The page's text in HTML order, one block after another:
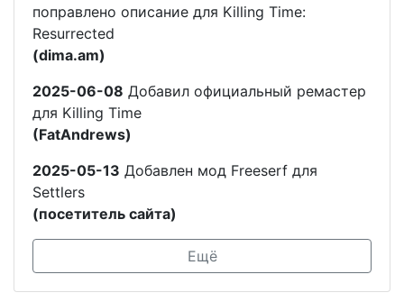
поправлено описание для Killing Time:
Resurrected
(dima.am)
2025-06-08 Добавил официальный ремастер
для Killing Time
(FatAndrews)
2025-05-13 Добавлен мод Freeserf для
Settlers
(посетитель сайта)
Ещё